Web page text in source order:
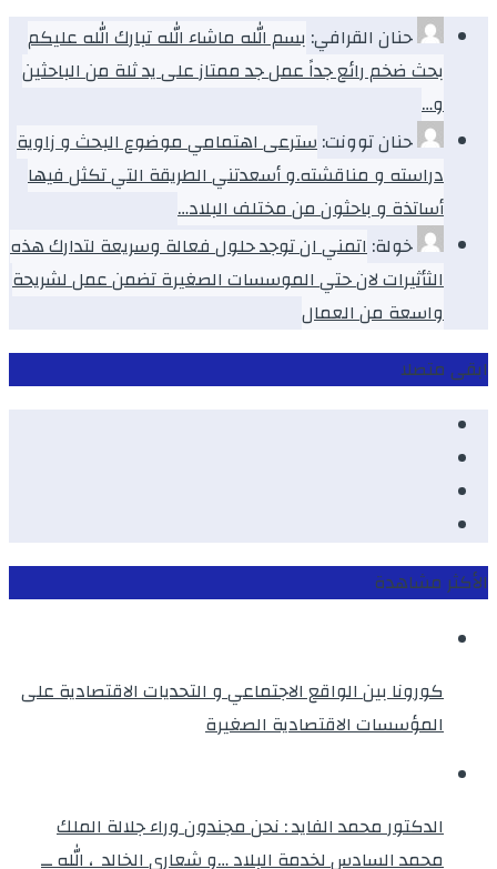
حنان القرافي: بسم الله ماشاء الله تبارك الله عليكم
بحث ضخم رائع جداً عمل جد ممتاز على يد ثلة من الباحثين
و…
حنان توونت:سترعى اهتمامي موضوع البحث و زاوية
دراسته و مناقشته.و أسعدتني الطريقة التي تكثل فيها
أساتذة و باحثون من مختلف البلاد…
خولة:اتمني ان توجد حلول فعالة وسريعة لتدارك هذه
الثأثيرات لان حتي الموسسات الصغيرة تضمن عمل لشريحة
واسعة من العمال
ابقى متصلا
الأكثر مشاهدة
كورونا بين الواقع الاجتماعي و التحديات الاقتصادية على
المؤسسات الاقتصادية الصغيرة
الدكتور محمد الفايد : نحن مجندون وراء جلالة الملك
محمد السادس لخدمة البلاد …و شعاري الخالد ، الله ــ